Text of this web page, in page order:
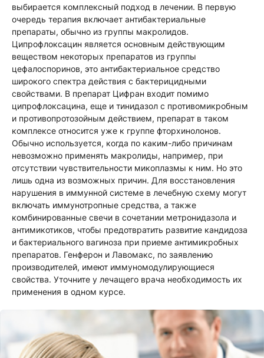
выбирается комплексный подход в лечении. В первую
очередь терапия включает антибактериальные
препараты, обычно из группы макролидов.
Ципрофлоксацин является основным действующим
веществом некоторых препаратов из группы
цефалоспоринов, это антибактериальное средство
широкого спектра действия с бактерицидными
свойствами. В препарат Цифран входит помимо
ципрофлоксацина, еще и тинидазол с противомикробным
и противопротозойным действием, препарат в таком
комплексе относится уже к группе фторхинолонов.
Обычно используется, когда по каким-либо причинам
невозможно применять макролиды, например, при
отсутствии чувствительности микоплазмы к ним. Но это
лишь одна из возможных причин. Для восстановления
нарушения в иммунной системе в лечебную схему могут
включать иммунотропные средства, а также
комбинированные свечи в сочетании метронидазола и
антимикотиков, чтобы предотвратить развитие кандидоза
и бактериального вагиноза при приеме антимикробных
препаратов. Генферон и Лавомакс, по заявлению
производителей, имеют иммуномодулирующиеся
свойства. Уточните у лечащего врача необходимость их
применения в одном курсе.